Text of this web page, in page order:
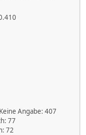
Angabe: 407
77
72